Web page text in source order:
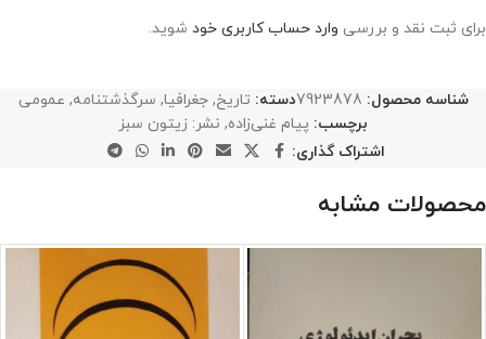
برای ثبت نقد و بررسی وارد حساب کاربری خود شوید.
شناسه محصول: 7923878دسته: تاریخ, جغرافیا, سرگذشتنامه, عمومی
برچسب: پیام غنی‌زاده, نشر: زیتون سبز
اشتراک گذاری:
محصولات مشابه